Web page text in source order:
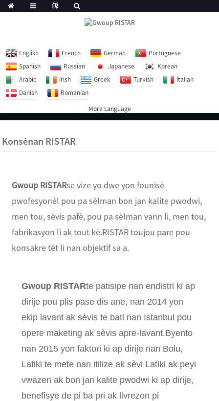
English French German
Portuguese
Spanish
Russian Japanese
Korean
Arabic
Irish Greek Turkish
Italian
Danish
Romanian
More Language
Konsènan RISTAR
Gwoup RISTARse vize yo dwe yon founisè
pwofesyonèl pou pa sèlman bon jan kalite pwodwi,
men tou, sèvis pafè, pou pa sèlman vann li, men tou,
fabrikasyon li ak tout kè.RISTAR toujou pare pou
konsakre tèt li nan objektif sa a.
Gwoup RISTARte patisipe nan endistri ki ap
dirije pou plis pase dis ane, nan 2014 yon
ekip lavant ak sèvis te bati nan Istanbul pou
opere maketing ak sèvis apre-lavant.Byento
nan 2015 yon faktori ki ap dirije nan Bolu,
Latiki te mete nan itilize ak sèvi Latiki ak peyi
vwazen ak bon jan kalite pwodwi ki ap dirije,
benefisye de pi ba pri ak livrezon pi